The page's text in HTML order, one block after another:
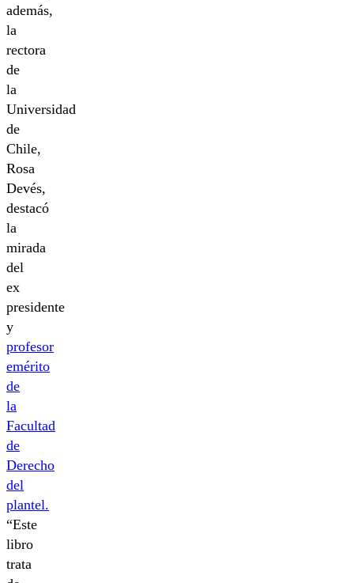
además,
la
rectora
de
la
Universidad
de
Chile,
Rosa
Devés,
destacó
la
mirada
del
ex
presidente
y
profesor
emérito
de
la
Facultad
de
Derecho
del
plantel.
“Este
libro
trata